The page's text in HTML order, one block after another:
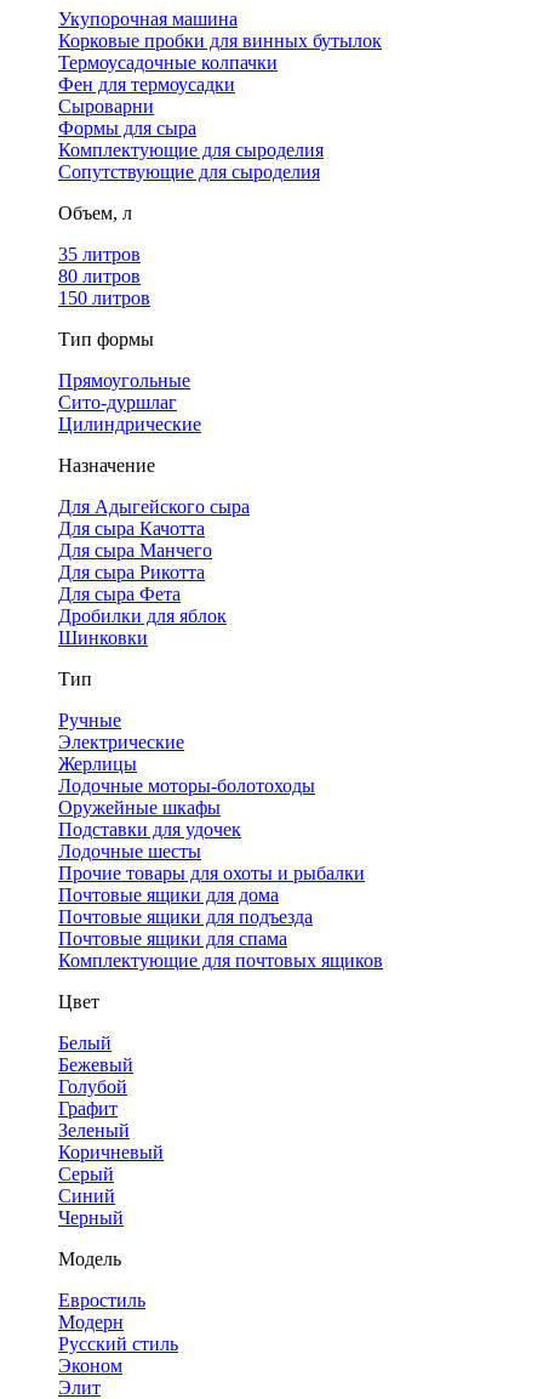
Укупорочная машина
Корковые пробки для винных бутылок
Термоусадочные колпачки
Фен для термоусадки
Сыроварни
Формы для сыра
Комплектующие для сыроделия
Сопутствующие для сыроделия
Объем, л
35 литров
80 литров
150 литров
Тип формы
Прямоугольные
Сито-дуршлаг
Цилиндрические
Назначение
Для Адыгейского сыра
Для сыра Качотта
Для сыра Манчего
Для сыра Рикотта
Для сыра Фета
Дробилки для яблок
Шинковки
Тип
Ручные
Электрические
Жерлицы
Лодочные моторы-болотоходы
Оружейные шкафы
Подставки для удочек
Лодочные шесты
Прочие товары для охоты и рыбалки
Почтовые ящики для дома
Почтовые ящики для подъезда
Почтовые ящики для спама
Комплектующие для почтовых ящиков
Цвет
Белый
Бежевый
Голубой
Графит
Зеленый
Коричневый
Серый
Синий
Черный
Модель
Евростиль
Модерн
Русский стиль
Эконом
Элит